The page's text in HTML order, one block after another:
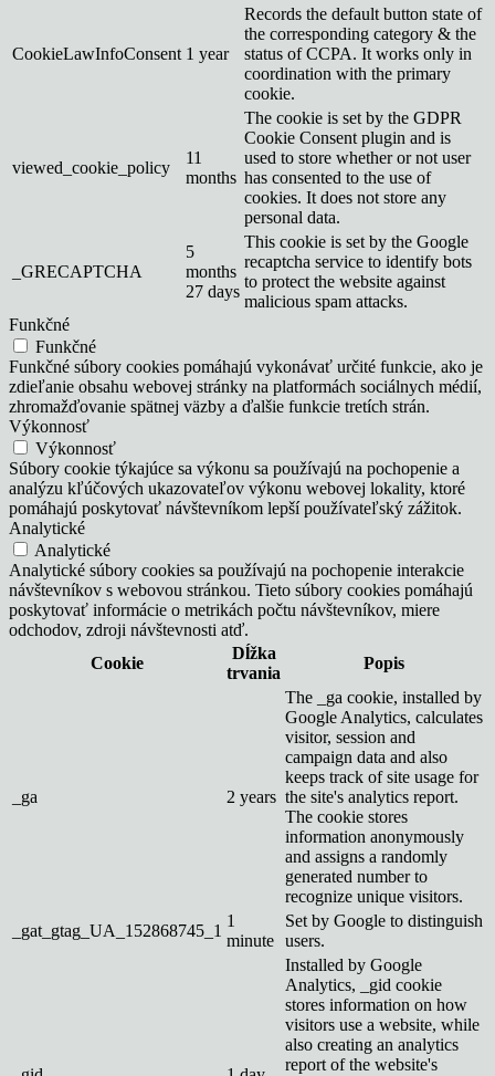
CookieLawInfoConsent 1 year
Records the default button state of
the corresponding category & the
status of CCPA. It works only in
coordination with the primary
cookie.
viewed_cookie_policy
11
months
The cookie is set by the GDPR
Cookie Consent plugin and is
used to store whether or not user
has consented to the use of
cookies. It does not store any
personal data.
_GRECAPTCHA
5
months
27 days
This cookie is set by the Google
recaptcha service to identify bots
to protect the website against
malicious spam attacks.
Funkčné
Funkčné
Funkčné súbory cookies pomáhajú vykonávať určité funkcie, ako je
zdieľanie obsahu webovej stránky na platformách sociálnych médií,
zhromažďovanie spätnej väzby a ďalšie funkcie tretích strán.
Výkonnosť
Výkonnosť
Súbory cookie týkajúce sa výkonu sa používajú na pochopenie a
analýzu kľúčových ukazovateľov výkonu webovej lokality, ktoré
pomáhajú poskytovať návštevníkom lepší používateľský zážitok.
Analytické
Analytické
Analytické súbory cookies sa používajú na pochopenie interakcie
návštevníkov s webovou stránkou. Tieto súbory cookies pomáhajú
poskytovať informácie o metrikách počtu návštevníkov, miere
odchodov, zdroji návštevnosti atď.
Cookie
Dĺžka
trvania
Popis
_ga 2 years
The _ga cookie, installed by
Google Analytics, calculates
visitor, session and
campaign data and also
keeps track of site usage for
the site's analytics report.
The cookie stores
information anonymously
and assigns a randomly
generated number to
recognize unique visitors.
_gat_gtag_UA_152868745_1
1
minute
Set by Google to distinguish
users.
Installed by Google
Analytics, _gid cookie
stores information on how
visitors use a website, while
also creating an analytics
report of the website's